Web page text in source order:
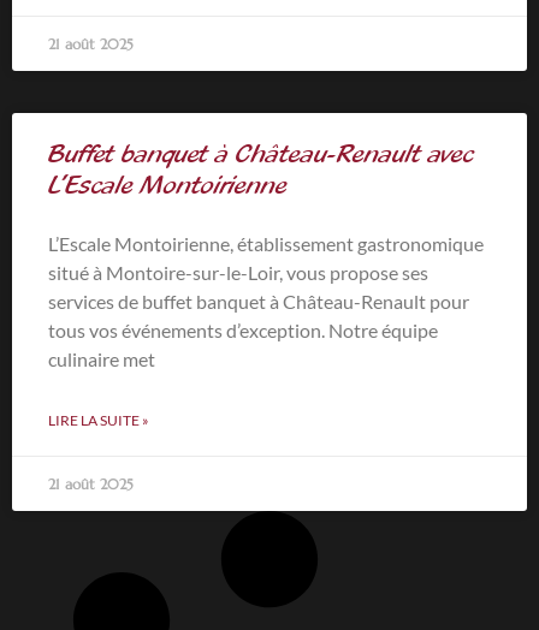
21 août 2025
Buffet banquet à Château-Renault avec
L’Escale Montoirienne
L’Escale Montoirienne, établissement gastronomique
situé à Montoire-sur-le-Loir, vous propose ses
services de buffet banquet à Château-Renault pour
tous vos événements d’exception. Notre équipe
culinaire met
LIRE LA SUITE »
21 août 2025